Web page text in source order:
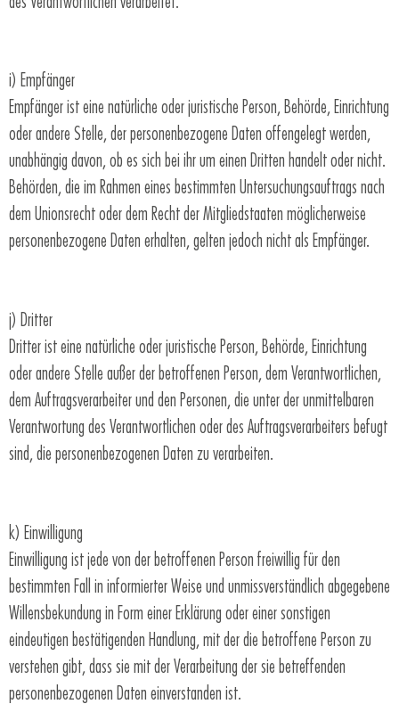
i) Empfänger
Empfänger ist eine natürliche oder juristische Person, Behörde, Einrichtung
oder andere Stelle, der personenbezogene Daten offengelegt werden,
unabhängig davon, ob es sich bei ihr um einen Dritten handelt oder nicht.
Behörden, die im Rahmen eines bestimmten Untersuchungsauftrags nach
dem Unionsrecht oder dem Recht der Mitgliedstaaten möglicherweise
personenbezogene Daten erhalten, gelten jedoch nicht als Empfänger.
j) Dritter
Dritter ist eine natürliche oder juristische Person, Behörde, Einrichtung
oder andere Stelle außer der betroffenen Person, dem Verantwortlichen,
dem Auftragsverarbeiter und den Personen, die unter der unmittelbaren
Verantwortung des Verantwortlichen oder des Auftragsverarbeiters befugt
sind, die personenbezogenen Daten zu verarbeiten.
k) Einwilligung
Einwilligung ist jede von der betroffenen Person freiwillig für den
bestimmten Fall in informierter Weise und unmissverständlich abgegebene
Willensbekundung in Form einer Erklärung oder einer sonstigen
eindeutigen bestätigenden Handlung, mit der die betroffene Person zu
verstehen gibt, dass sie mit der Verarbeitung der sie betreffenden
personenbezogenen Daten einverstanden ist.